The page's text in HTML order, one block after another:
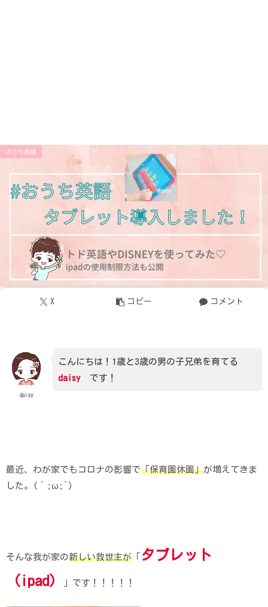
おうち英語
X コピー コメント
daisy
こんにちは！1歳と3歳の男の子兄弟を育てる
daisy です！
最近、わが家でもコロナの影響で「保育園休園」が増えてきま
した。(´;ω;`)
そんな我が家の新しい救世主が
タブレット
（ipad）
」です！！！！！